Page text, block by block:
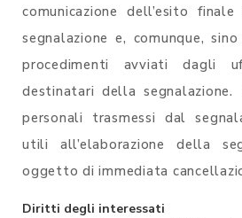
comunicazione dell’esito
segnalazione e, comunque,
procedimenti avviati dagli
destinatari della
personali trasmessi dal
utili all’elaborazione della
oggetto di immediata
Diritti degli interessati